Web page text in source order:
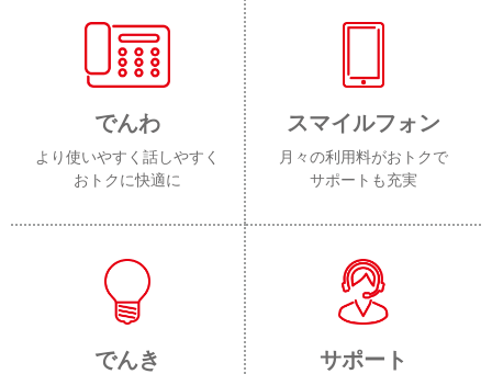
でんわ
より使いやすく話しやすく
おトクに快適に
スマイルフォン
月々の利用料がおトクで
サポートも充実
でんき サポート